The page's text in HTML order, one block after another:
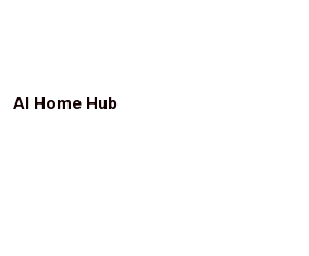
AI Home Hub